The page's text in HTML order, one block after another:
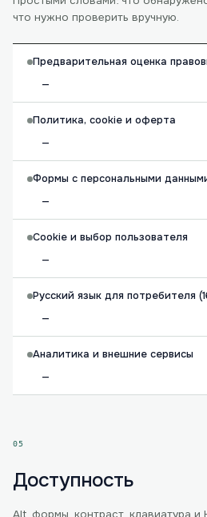
что нужно проверить вручную.
Предварительная оценка
—
Политика, cookie и оферта
—
Формы с персональными
—
Cookie и выбор пользователя
—
Русский язык для потребителя
—
Аналитика и внешние сервисы
—
05
Доступность
Alt, формы, контраст, клавиатура и